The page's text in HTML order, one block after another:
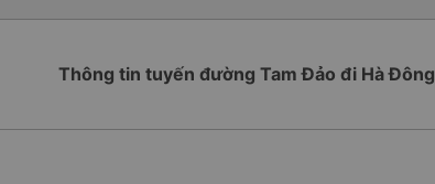
Thông tin tuyến đường Tam Đảo đi Hà Đông